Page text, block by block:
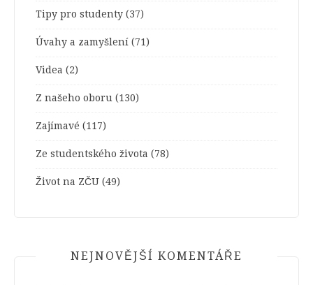
Tipy pro studenty (37)
Úvahy a zamyšlení (71)
Videa (2)
Z našeho oboru (130)
Zajímavé (117)
Ze studentského života (78)
Život na ZČU (49)
NEJNOVĚJŠÍ KOMENTÁŘE